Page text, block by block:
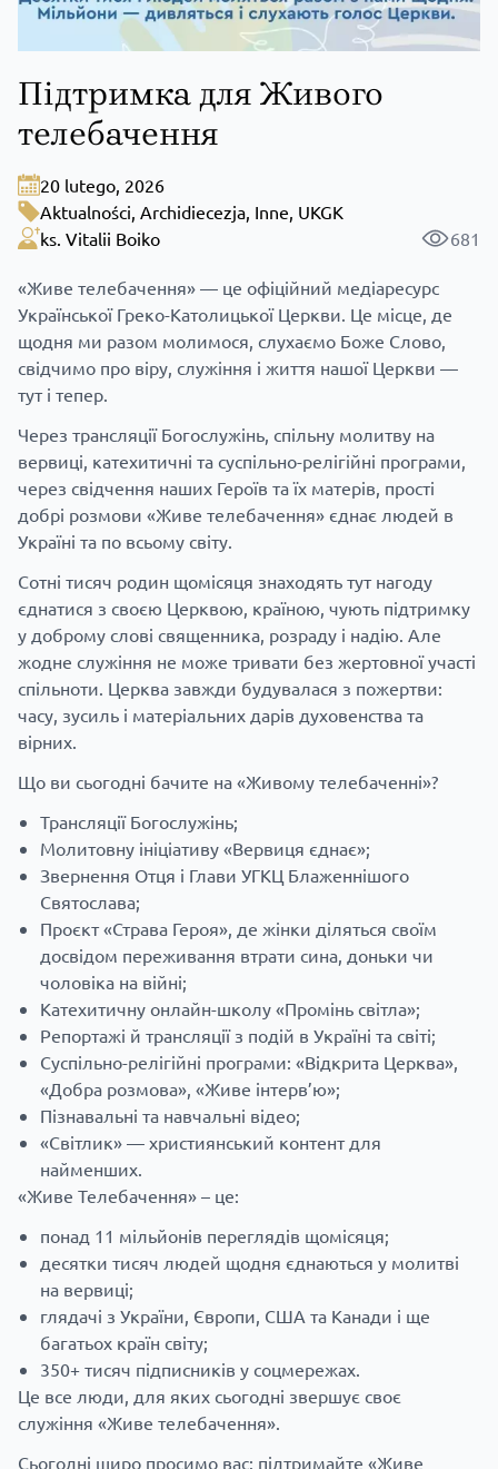
Підтримка для Живого
телебачення
20 lutego, 2026
Aktualności, Archidiecezja, Inne, UKGK
ks. Vitalii Boiko
681
«Живе телебачення» — це офіційний медіаресурс
Української Греко-Католицької Церкви. Це місце, де
щодня ми разом молимося, слухаємо Боже Слово,
свідчимо про віру, служіння і життя нашої Церкви —
тут і тепер.
Через трансляції Богослужінь, спільну молитву на
вервиці, катехитичні та суспільно-релігійні програми,
через свідчення наших Героїв та їх матерів, прості
добрі розмови «Живе телебачення» єднає людей в
Україні та по всьому світу.
Сотні тисяч родин щомісяця знаходять тут нагоду
єднатися з своєю Церквою, країною, чують підтримку
у доброму слові священника, розраду і надію. Але
жодне служіння не може тривати без жертовної участі
спільноти. Церква завжди будувалася з пожертви:
часу, зусиль і матеріальних дарів духовенства та
вірних.
Що ви сьогодні бачите на «Живому телебаченні»?
Трансляції Богослужінь;
Молитовну ініціативу «Вервиця єднає»;
Звернення Отця і Глави УГКЦ Блаженнішого
Святослава;
Проєкт «Страва Героя», де жінки діляться своїм
досвідом переживання втрати сина, доньки чи
чоловіка на війні;
Катехитичну онлайн-школу «Промінь світла»;
Репортажі й трансляції з подій в Україні та світі;
Суспільно-релігійні програми: «Відкрита Церква»,
«Добра розмова», «Живе інтерв’ю»;
Пізнавальні та навчальні відео;
«Світлик» — християнський контент для
найменших.
«Живе Телебачення» – це:
понад 11 мільйонів переглядів щомісяця;
десятки тисяч людей щодня єднаються у молитві
на вервиці;
глядачі з України, Європи, США та Канади і ще
багатьох країн світу;
350+ тисяч підписників у соцмережах.
Це все люди, для яких сьогодні звершує своє
служіння «Живе телебачення».
Сьогодні щиро просимо вас: підтримайте «Живе